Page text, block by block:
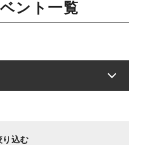
ント一覧
り込む